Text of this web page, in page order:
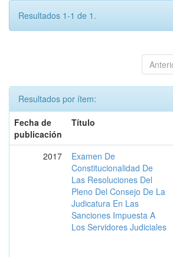
Resultados 1-1 de 1.
Resultados por ítem:
Fecha de
publicación
Título
2017
Examen De
Constitucionalidad De
Las Resoluciones Del
Pleno Del Consejo De La
Judicatura En Las
Sanciones Impuesta A
Los Servidores Judiciales